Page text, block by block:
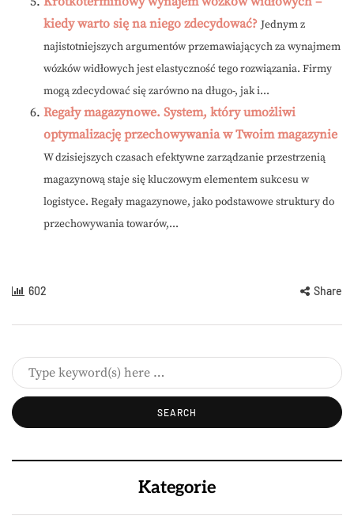
kiedy warto się na niego zdecydować? Jednym z
najistotniejszych argumentów przemawiających za wynajmem
wózków widłowych jest elastyczność tego rozwiązania. Firmy
mogą zdecydować się zarówno na długo-, jak i...
Regały magazynowe. System, który umożliwi
optymalizację przechowywania w Twoim magazynie
W dzisiejszych czasach efektywne zarządzanie przestrzenią
magazynową staje się kluczowym elementem sukcesu w
logistyce. Regały magazynowe, jako podstawowe struktury do
przechowywania towarów,...
602 Share
Kategorie